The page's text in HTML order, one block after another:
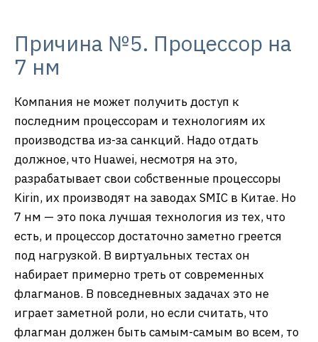
Причина №5. Процессор на
7 нм
Компания не может получить доступ к
последним процессорам и технологиям их
производства из-за санкций. Надо отдать
должное, что Huawei, несмотря на это,
разрабатывает свои собственные процессоры
Kirin, их производят на заводах SMIC в Китае. Но
7 нм — это пока лучшая технология из тех, что
есть, и процессор достаточно заметно греется
под нагрузкой. В виртуальных тестах он
набирает примерно треть от современных
флагманов. В повседневных задачах это не
играет заметной роли, но если считать, что
флагман должен быть самым-самым во всем, то